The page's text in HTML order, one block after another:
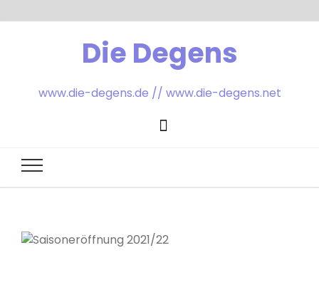
Die Degens
www.die-degens.de // www.die-degens.net